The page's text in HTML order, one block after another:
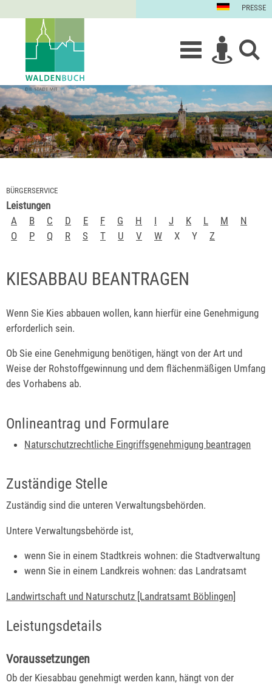
PRESSE
BÜRGERSERVICE
Leistungen
A
B C D E F G H I J K L M
N
O
P Q R S T U V W X Y Z
KIESABBAU BEANTRAGEN
Wenn Sie Kies abbauen wollen, kann hierfür eine Genehmigung
erforderlich sein.
Ob Sie eine Genehmigung benötigen, hängt von der Art und
Weise der Rohstoffgewinnung und dem flächenmäßigen Umfang
des Vorhabens ab.
Onlineantrag und Formulare
Naturschutzrechtliche Eingriffsgenehmigung beantragen
Zuständige Stelle
Zuständig sind die unteren Verwaltungsbehörden.
Untere Verwaltungsbehörde ist,
wenn Sie in einem Stadtkreis wohnen: die Stadtverwaltung
wenn Sie in einem Landkreis wohnen: das Landratsamt
Landwirtschaft und Naturschutz [Landratsamt Böblingen]
Leistungsdetails
Voraussetzungen
Ob der Kiesabbau genehmigt werden kann, hängt von der